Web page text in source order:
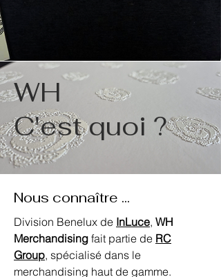
WH
C'est quoi ?
Nous connaître ...
Division Benelux de InLuce, WH
Merchandising fait partie de RC
Group, spécialisé dans le
merchandising haut de gamme.